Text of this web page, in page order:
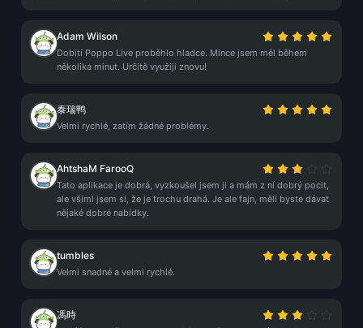
Adam Wilson
Dobití Poppo Live proběhlo hladce. Mince jsem měl během
několika minut. Určitě využiji znovu!
泰瑞鸭
Velmi rychlé, zatím žádné problémy.
AhtshaM FarooQ
Tato aplikace je dobrá, vyzkoušel jsem ji a mám z ní dobrý pocit,
ale všiml jsem si, že je trochu drahá. Je ale fajn, měli byste dávat
nějaké dobré nabídky.
tumbles
Velmi snadné a velmi rychlé.
馮時